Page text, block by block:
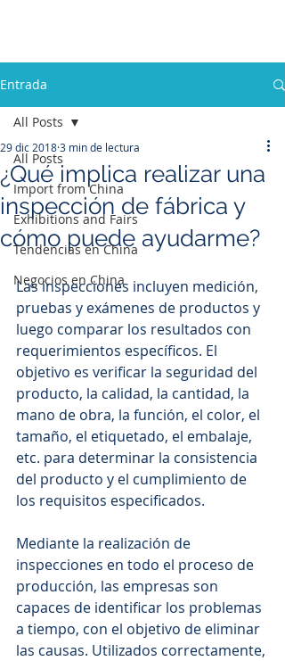
Entrada
All Posts
Import from China
Exhibitions and Fairs
Tendencias en China
Negocios en China
All Posts
¿Qué implica realizar una
inspección de fábrica y
cómo puede ayudarme?
29 dic 20183 min de lectura
Las inspecciones incluyen medición,
pruebas y exámenes de productos y
luego comparar los resultados con
requerimientos específicos. El
objetivo es verificar la seguridad del
producto, la calidad, la cantidad, la
mano de obra, la función, el color, el
tamaño, el etiquetado, el embalaje,
etc. para determinar la consistencia
del producto y el cumplimiento de
los requisitos especificados.
Mediante la realización de
inspecciones en todo el proceso de
producción, las empresas son
capaces de identificar los problemas
a tiempo, con el objetivo de eliminar
las causas. Utilizados correctamente,